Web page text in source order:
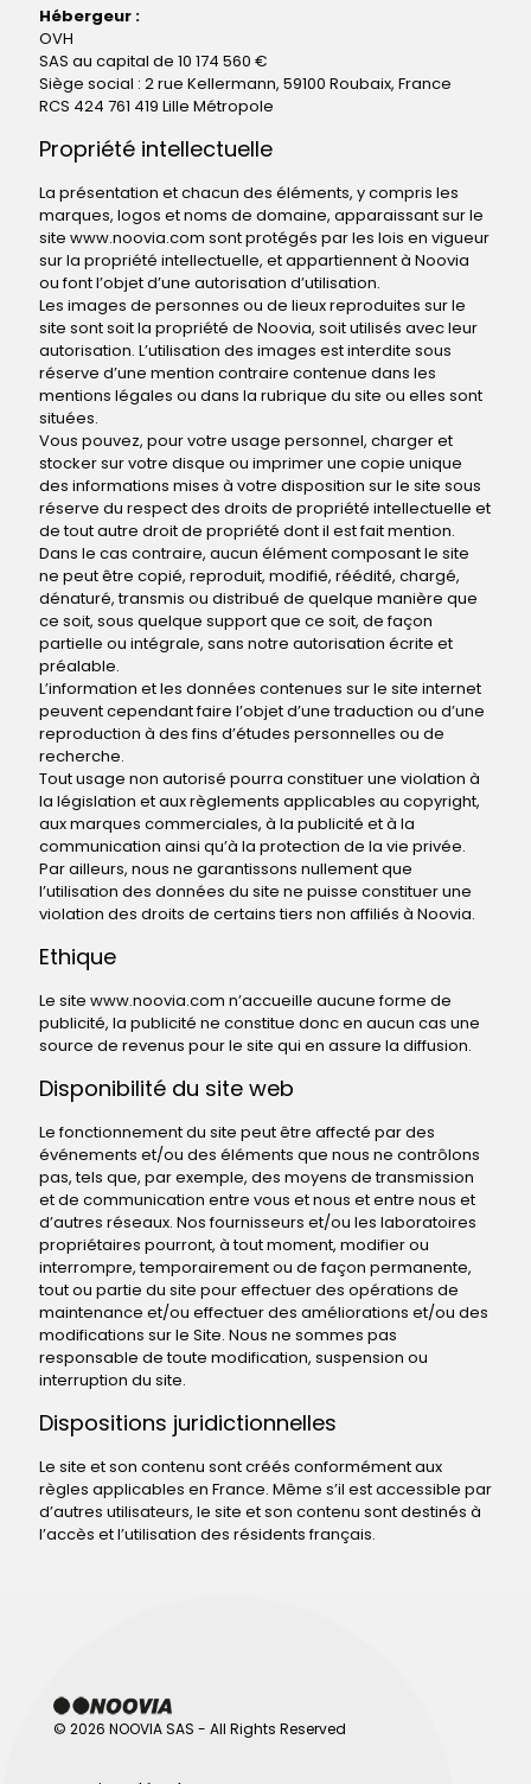
Hébergeur :
OVH
SAS au capital de 10 174 560 €
Siège social : 2 rue Kellermann, 59100 Roubaix, France
RCS 424 761 419 Lille Métropole
Propriété intellectuelle
La présentation et chacun des éléments, y compris les
marques, logos et noms de domaine, apparaissant sur le
site www.noovia.com sont protégés par les lois en vigueur
sur la propriété intellectuelle, et appartiennent à Noovia
ou font l’objet d’une autorisation d’utilisation.
Les images de personnes ou de lieux reproduites sur le
site sont soit la propriété de Noovia, soit utilisés avec leur
autorisation. L’utilisation des images est interdite sous
réserve d’une mention contraire contenue dans les
mentions légales ou dans la rubrique du site ou elles sont
situées.
Vous pouvez, pour votre usage personnel, charger et
stocker sur votre disque ou imprimer une copie unique
des informations mises à votre disposition sur le site sous
réserve du respect des droits de propriété intellectuelle et
de tout autre droit de propriété dont il est fait mention.
Dans le cas contraire, aucun élément composant le site
ne peut être copié, reproduit, modifié, réédité, chargé,
dénaturé, transmis ou distribué de quelque manière que
ce soit, sous quelque support que ce soit, de façon
partielle ou intégrale, sans notre autorisation écrite et
préalable.
L’information et les données contenues sur le site internet
peuvent cependant faire l’objet d’une traduction ou d’une
reproduction à des fins d’études personnelles ou de
recherche.
Tout usage non autorisé pourra constituer une violation à
la législation et aux règlements applicables au copyright,
aux marques commerciales, à la publicité et à la
communication ainsi qu’à la protection de la vie privée.
Par ailleurs, nous ne garantissons nullement que
l’utilisation des données du site ne puisse constituer une
violation des droits de certains tiers non affiliés à Noovia.
Ethique
Le site www.noovia.com n’accueille aucune forme de
publicité, la publicité ne constitue donc en aucun cas une
source de revenus pour le site qui en assure la diffusion.
Disponibilité du site web
Le fonctionnement du site peut être affecté par des
événements et/ou des éléments que nous ne contrôlons
pas, tels que, par exemple, des moyens de transmission
et de communication entre vous et nous et entre nous et
d’autres réseaux. Nos fournisseurs et/ou les laboratoires
propriétaires pourront, à tout moment, modifier ou
interrompre, temporairement ou de façon permanente,
tout ou partie du site pour effectuer des opérations de
maintenance et/ou effectuer des améliorations et/ou des
modifications sur le Site. Nous ne sommes pas
responsable de toute modification, suspension ou
interruption du site.
Dispositions juridictionnelles
Le site et son contenu sont créés conformément aux
règles applicables en France. Même s’il est accessible par
d’autres utilisateurs, le site et son contenu sont destinés à
l’accès et l’utilisation des résidents français.
© 2026 NOOVIA SAS - All Rights Reserved